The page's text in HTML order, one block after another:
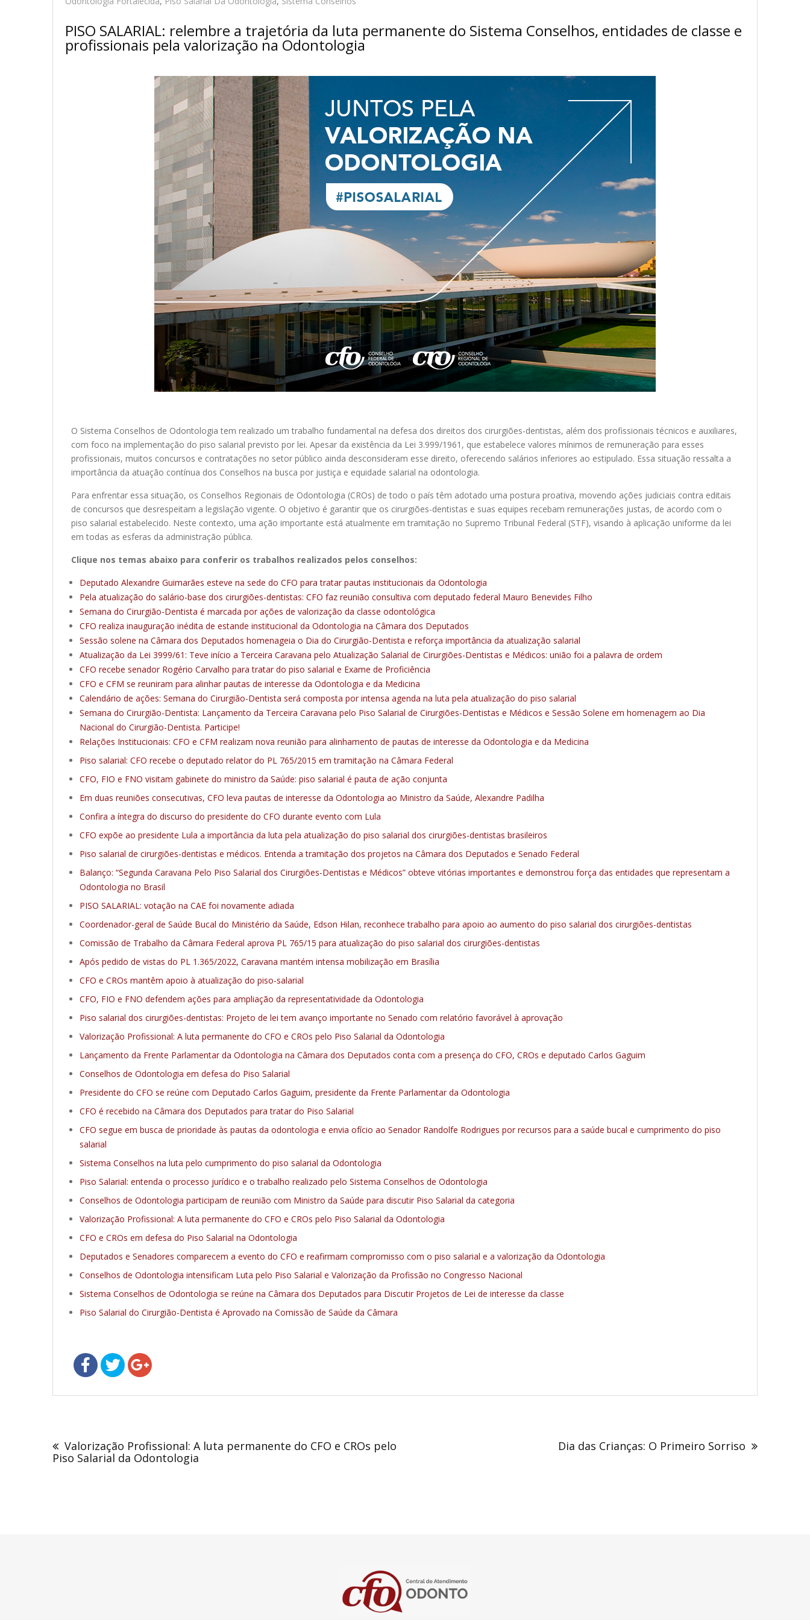
PISO SALARIAL: relembre a trajetória da luta permanente do Sistema Conselhos, entidades de classe e
profissionais pela valorização na Odontologia
O Sistema Conselhos de Odontologia tem realizado um trabalho fundamental na defesa dos direitos dos cirurgiões-dentistas, além dos profissionais técnicos e auxiliares,
com foco na implementação do piso salarial previsto por lei. Apesar da existência da Lei 3.999/1961, que estabelece valores mínimos de remuneração para esses
profissionais, muitos concursos e contratações no setor público ainda desconsideram esse direito, oferecendo salários inferiores ao estipulado. Essa situação ressalta a
importância da atuação contínua dos Conselhos na busca por justiça e equidade salarial na odontologia.
Para enfrentar essa situação, os Conselhos Regionais de Odontologia (CROs) de todo o país têm adotado uma postura proativa, movendo ações judiciais contra editais
de concursos que desrespeitam a legislação vigente. O objetivo é garantir que os cirurgiões-dentistas e suas equipes recebam remunerações justas, de acordo com o
piso salarial estabelecido. Neste contexto, uma ação importante está atualmente em tramitação no Supremo Tribunal Federal (STF), visando à aplicação uniforme da lei
em todas as esferas da administração pública.
Clique nos temas abaixo para conferir os trabalhos realizados pelos conselhos:
Deputado Alexandre Guimarães esteve na sede do CFO para tratar pautas institucionais da Odontologia
Pela atualização do salário-base dos cirurgiões-dentistas: CFO faz reunião consultiva com deputado federal Mauro Benevides Filho
Semana do Cirurgião-Dentista é marcada por ações de valorização da classe odontológica
CFO realiza inauguração inédita de estande institucional da Odontologia na Câmara dos Deputados
Sessão solene na Câmara dos Deputados homenageia o Dia do Cirurgião-Dentista e reforça importância da atualização salarial
Atualização da Lei 3999/61: Teve início a Terceira Caravana pelo Atualização Salarial de Cirurgiões-Dentistas e Médicos: união foi a palavra de ordem
CFO recebe senador Rogério Carvalho para tratar do piso salarial e Exame de Proficiência
CFO e CFM se reuniram para alinhar pautas de interesse da Odontologia e da Medicina
Calendário de ações: Semana do Cirurgião-Dentista será composta por intensa agenda na luta pela atualização do piso salarial
Semana do Cirurgião-Dentista: Lançamento da Terceira Caravana pelo Piso Salarial de Cirurgiões-Dentistas e Médicos e Sessão Solene em homenagem ao Dia
Nacional do Cirurgião-Dentista. Participe!
Relações Institucionais: CFO e CFM realizam nova reunião para alinhamento de pautas de interesse da Odontologia e da Medicina
Piso salarial: CFO recebe o deputado relator do PL 765/2015 em tramitação na Câmara Federal
CFO, FIO e FNO visitam gabinete do ministro da Saúde: piso salarial é pauta de ação conjunta
Em duas reuniões consecutivas, CFO leva pautas de interesse da Odontologia ao Ministro da Saúde, Alexandre Padilha
Confira a íntegra do discurso do presidente do CFO durante evento com Lula
CFO expõe ao presidente Lula a importância da luta pela atualização do piso salarial dos cirurgiões-dentistas brasileiros
Piso salarial de cirurgiões-dentistas e médicos. Entenda a tramitação dos projetos na Câmara dos Deputados e Senado Federal
Balanço: “Segunda Caravana Pelo Piso Salarial dos Cirurgiões-Dentistas e Médicos” obteve vitórias importantes e demonstrou força das entidades que representam a
Odontologia no Brasil
PISO SALARIAL: votação na CAE foi novamente adiada
Coordenador-geral de Saúde Bucal do Ministério da Saúde, Edson Hilan, reconhece trabalho para apoio ao aumento do piso salarial dos cirurgiões-dentistas
Comissão de Trabalho da Câmara Federal aprova PL 765/15 para atualização do piso salarial dos cirurgiões-dentistas
Após pedido de vistas do PL 1.365/2022, Caravana mantém intensa mobilização em Brasília
CFO e CROs mantêm apoio à atualização do piso-salarial
CFO, FIO e FNO defendem ações para ampliação da representatividade da Odontologia
Piso salarial dos cirurgiões-dentistas: Projeto de lei tem avanço importante no Senado com relatório favorável à aprovação
Valorização Profissional: A luta permanente do CFO e CROs pelo Piso Salarial da Odontologia
Lançamento da Frente Parlamentar da Odontologia na Câmara dos Deputados conta com a presença do CFO, CROs e deputado Carlos Gaguim
Conselhos de Odontologia em defesa do Piso Salarial
Presidente do CFO se reúne com Deputado Carlos Gaguim, presidente da Frente Parlamentar da Odontologia
CFO é recebido na Câmara dos Deputados para tratar do Piso Salarial
CFO segue em busca de prioridade às pautas da odontologia e envia ofício ao Senador Randolfe Rodrigues por recursos para a saúde bucal e cumprimento do piso
salarial
Sistema Conselhos na luta pelo cumprimento do piso salarial da Odontologia
Piso Salarial: entenda o processo jurídico e o trabalho realizado pelo Sistema Conselhos de Odontologia
Conselhos de Odontologia participam de reunião com Ministro da Saúde para discutir Piso Salarial da categoria
Valorização Profissional: A luta permanente do CFO e CROs pelo Piso Salarial da Odontologia
CFO e CROs em defesa do Piso Salarial na Odontologia
Deputados e Senadores comparecem a evento do CFO e reafirmam compromisso com o piso salarial e a valorização da Odontologia
Conselhos de Odontologia intensificam Luta pelo Piso Salarial e Valorização da Profissão no Congresso Nacional
Sistema Conselhos de Odontologia se reúne na Câmara dos Deputados para Discutir Projetos de Lei de interesse da classe
Piso Salarial do Cirurgião-Dentista é Aprovado na Comissão de Saúde da Câmara
Valorização Profissional: A luta permanente do CFO e CROs pelo
Piso Salarial da Odontologia
Dia das Crianças: O Primeiro Sorriso